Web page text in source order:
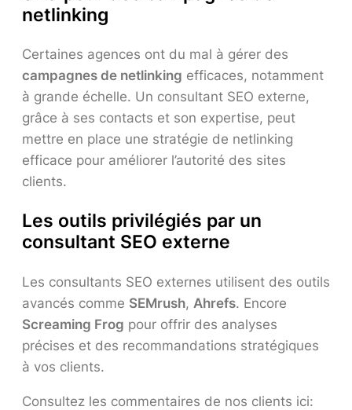
netlinking
Certaines agences ont du mal à gérer des
campagnes de netlinking efficaces, notamment
à grande échelle. Un consultant SEO externe,
grâce à ses contacts et son expertise, peut
mettre en place une stratégie de netlinking
efficace pour améliorer l’autorité des sites
clients.
Les outils privilégiés par un
consultant SEO externe
Les consultants SEO externes utilisent des outils
avancés comme SEMrush, Ahrefs. Encore
Screaming Frog pour offrir des analyses
précises et des recommandations stratégiques
à vos clients.
Consultez les commentaires de nos clients ici: